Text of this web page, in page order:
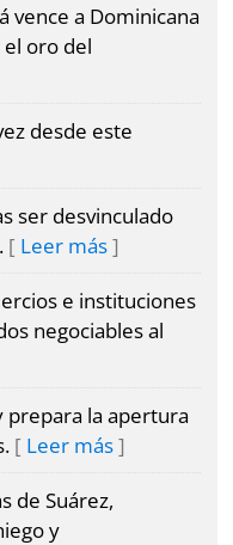
vence a Dominicana
oro del
desde este
ser desvinculado
Leer más
e instituciones
negociables al
prepara la apertura
Leer más
de Suárez,
y